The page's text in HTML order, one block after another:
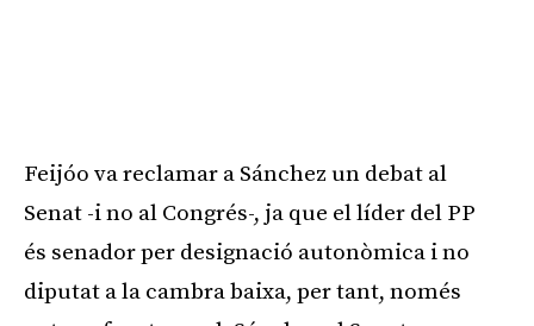
Feijóo va reclamar a Sánchez un debat al
Senat -i no al Congrés-, ja que el líder del PP
és senador per designació autonòmica i no
diputat a la cambra baixa, per tant, només